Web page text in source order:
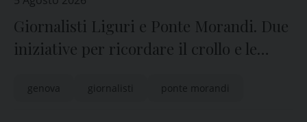
Giornalisti Liguri e Ponte Morandi. Due
iniziative per ricordare il crollo e le
genova giornalisti ponte morandi